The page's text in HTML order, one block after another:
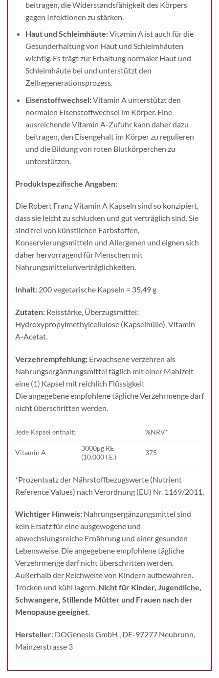
beitragen, die Widerstandsfähigkeit des Körpers
gegen Infektionen zu stärken.
Haut und Schleimhäute:Vitamin A ist auch für die
Gesunderhaltung von Haut und Schleimhäuten
wichtig. Es trägt zur Erhaltung normaler Haut und
Schleimhäute bei und unterstützt den
Zellregenerationsprozess.
Eisenstoffwechsel:Vitamin A unterstützt den
normalen Eisenstoffwechsel im Körper. Eine
ausreichende Vitamin A-Zufuhr kann daher dazu
beitragen, den Eisengehalt im Körper zu regulieren
und die Bildung von roten Blutkörperchen zu
unterstützen.
Produktspezifische Angaben:
Die Robert Franz Vitamin A Kapseln sind so konzipiert,
dass sie leicht zu schlucken und gut verträglich sind. Sie
sind frei von künstlichen Farbstoffen,
Konservierungsmitteln und Allergenen und eignen sich
daher hervorragend für Menschen mit
Nahrungsmittelunverträglichkeiten.
Inhalt: 200 vegetarische Kapseln = 35,49 g
Zutaten: Reisstärke, Überzugsmittel:
Hydroxypropylmethylcellulose (Kapselhülle), Vitamin
A-Acetat.
Verzehrempfehlung: Erwachsene verzehren als
Nahrungsergänzungsmittel täglich mit einer Mahlzeit
eine (1) Kapsel mit reichlich Flüssigkeit
Die angegebene empfohlene tägliche Verzehrmenge darf
nicht überschritten werden.
Jede Kapsel enthält: %NRV*
Vitamin A
3000μg RE
(10.000 I.E.)
375
*Prozentsatz der Nährstoffbezugswerte (Nutrient
Reference Values) nach Verordnung (EU) Nr. 1169/2011.
Wichtiger Hinweis: Nahrungsergänzungsmittel sind
kein Ersatz für eine ausgewogene und
abwechslungsreiche Ernährung und einer gesunden
Lebensweise. Die angegebene empfohlene tägliche
Verzehrmenge darf nicht überschritten werden.
Außerhalb der Reichweite von Kindern aufbewahren.
Trocken und kühl lagern. Nicht für Kinder, Jugendliche,
Schwangere, Stillende Mütter und Frauen nach der
Menopause geeignet.
Hersteller: DOGenesis GmbH , DE-97277 Neubrunn,
Mainzerstrasse 3